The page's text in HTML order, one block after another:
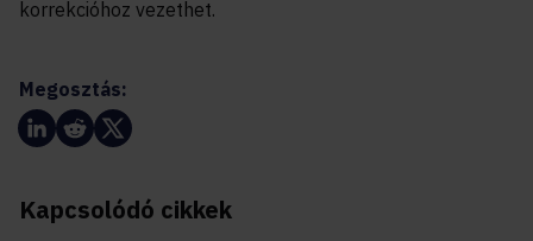
korrekcióhoz vezethet.
Megosztás:
Kapcsolódó cikkek